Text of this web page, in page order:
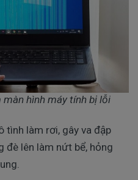
màn hình máy tính bị lỗi
tình làm rơi, gây va đập
đè lên làm nứt bể, hỏng